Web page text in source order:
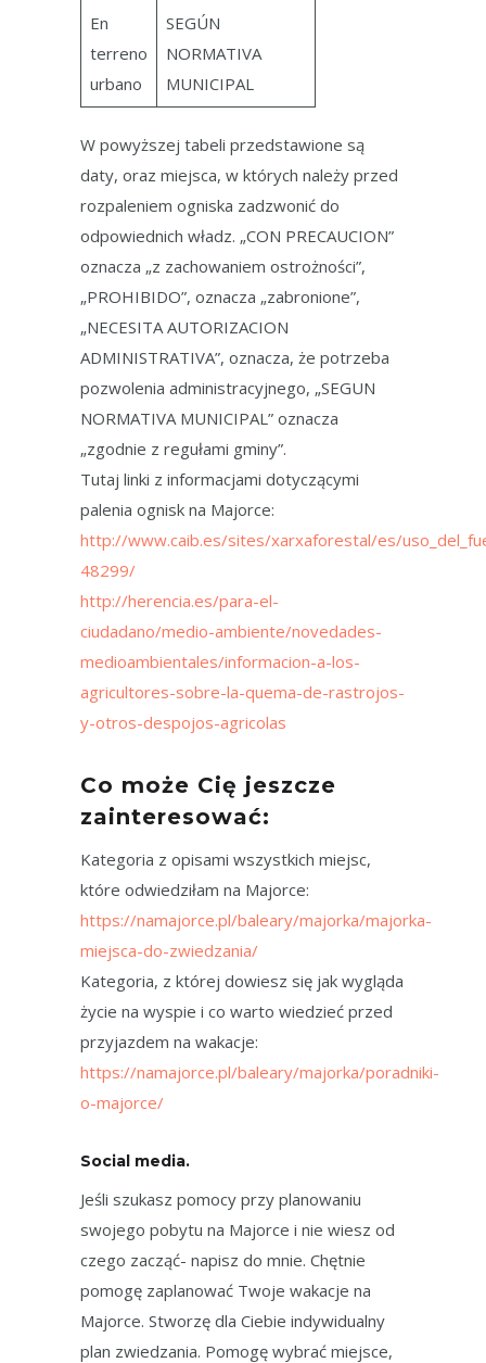
En
terreno
urbano
SEGÚN
NORMATIVA
MUNICIPAL
W powyższej tabeli przedstawione są
daty, oraz miejsca, w których należy przed
rozpaleniem ogniska zadzwonić do
odpowiednich władz. „CON PRECAUCION”
oznacza „z zachowaniem ostrożności”,
„PROHIBIDO”, oznacza „zabronione”,
„NECESITA AUTORIZACION
ADMINISTRATIVA”, oznacza, że potrzeba
pozwolenia administracyjnego, „SEGUN
NORMATIVA MUNICIPAL” oznacza
„zgodnie z regułami gminy”.
Tutaj linki z informacjami dotyczącymi
palenia ognisk na Majorce:
http://www.caib.es/sites/xarxaforestal/es/
48299/
http://herencia.es/para-el-
ciudadano/medio-ambiente/novedades-
medioambientales/informacion-a-los-
agricultores-sobre-la-quema-de-rastrojos-
y-otros-despojos-agricolas
Co może Cię jeszcze
zainteresować:
Kategoria z opisami wszystkich miejsc,
które odwiedziłam na Majorce:
https://namajorce.pl/baleary/majorka/majorka-
miejsca-do-zwiedzania/
Kategoria, z której dowiesz się jak wygląda
życie na wyspie i co warto wiedzieć przed
przyjazdem na wakacje:
https://namajorce.pl/baleary/majorka/poradniki-
o-majorce/
Social media.
Jeśli szukasz pomocy przy planowaniu
swojego pobytu na Majorce i nie wiesz od
czego zacząć- napisz do mnie. Chętnie
pomogę zaplanować Twoje wakacje na
Majorce. Stworzę dla Ciebie indywidualny
plan zwiedzania. Pomogę wybrać miejsce,